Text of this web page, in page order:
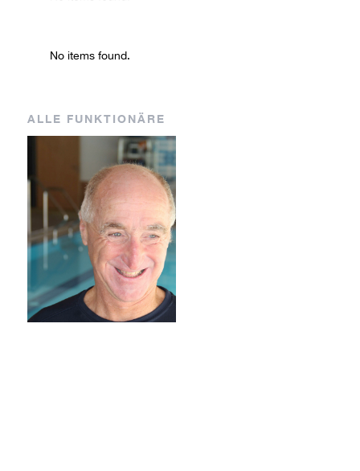
No items found.
ALLE FUNKTIONÄRE
Albrizio
BH
Coach
Hannah
Brugger